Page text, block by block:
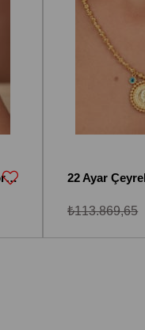
22 Ayar Çeyrek Altınlı Dorika Toplu Kolye
₺113.869,65